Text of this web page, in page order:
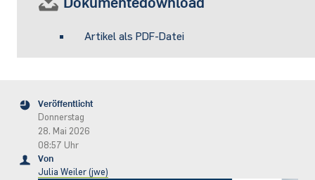
Artikel als PDF-Datei
Veröffentlicht
Donnerstag
28. Mai 2026
08:57 Uhr
Von
Julia Weiler (jwe)